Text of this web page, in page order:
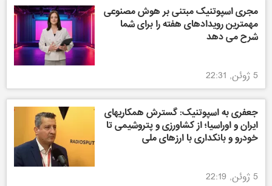
مجری اسپوتنیک مبتنی بر هوش مصنوعی
مهمترین رویدادهای هفته را برای شما
شرح می دهد
5 ژوئن, 22:31
جعفری به اسپوتنیک: گسترش همکاریهای
ایران و اوراسیا؛ از کشاورزی و پتروشیمی تا
خودرو و بانکداری با ارزهای ملی
5 ژوئن, 22:19